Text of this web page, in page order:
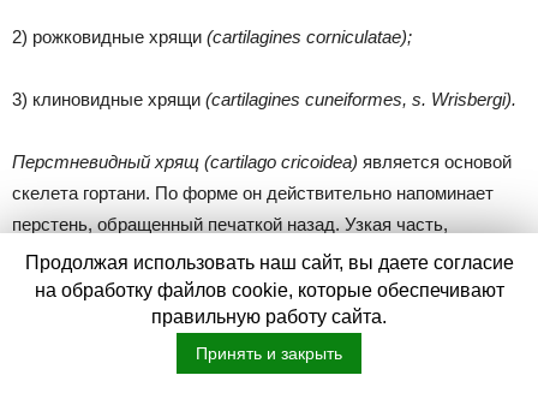
2) рожковидные хрящи (cartilagines corniculatae);
3) клиновидные хрящи (cartilagines cuneiformes, s. Wrisbergi).
Перстневидный хрящ (cartilago cricoidea) является основой
скелета гортани. По форме он действительно напоминает
перстень, обращенный печаткой назад. Узкая часть,
обращенная вперед, называется дугой(arcus),а
расширенная задняя – печаткой или пластиной(lamina).
Боковые поверхности перстневидного хряща имеют верхние
и нижние суставные площадки для сочленения с
черпаловидными и щитовидным хрящами соответственно.
Продолжая использовать наш сайт, вы даете согласие
на обработку файлов cookie, которые обеспечивают
правильную работу сайта.
Принять и закрыть